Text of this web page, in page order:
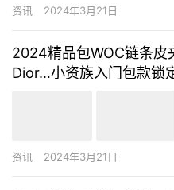
资讯 2024年3月21日
2024精品包WOC链条皮
Dior…小资族入门包款锁
资讯 2024年3月21日